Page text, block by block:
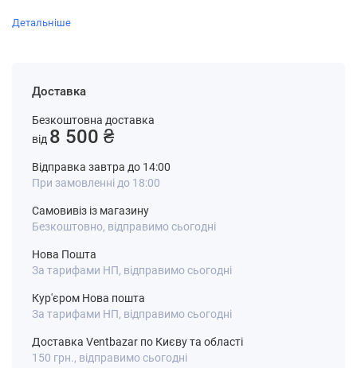
Детальніше
Доставка
Безкоштовна доставка
від 8 500 ₴
Відправка завтра до 14:00
При замовленні до 18:00
Самовивіз із магазину
Безкоштовно, відправимо сьогодні
Нова Пошта
За тарифами НП, відправимо сьогодні
Кур'єром Нова пошта
За тарифами НП, відправимо сьогодні
Доставка Ventbazar по Києву та області
150 грн., відправимо сьогодні